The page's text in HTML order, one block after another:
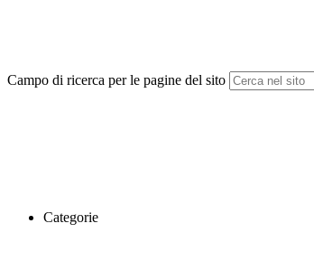
Campo di ricerca per le pagine del sito
Categorie